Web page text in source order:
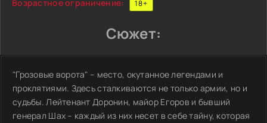
Возрастное ограничение: 18+
Сюжет:
"Грозовые ворота" – место, окутанное легендами и
проклятиями. Здесь сталкиваются не только армии, но и
судьбы. Лейтенант Доронин, майор Егоров и бывший
генерал Шах – каждый из них несет в себе тайну, которая